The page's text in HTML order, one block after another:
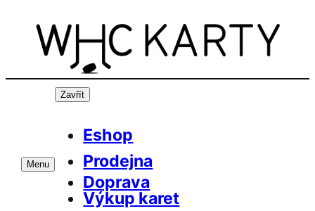
Menu
Zavřít
Eshop
Prodejna
Doprava
Výkup karet